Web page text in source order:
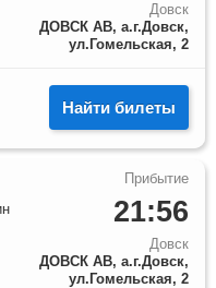
Довск
ДОВСК АВ, а.г.Довск,
ул.Гомельская, 2
Найти билеты
21:56
Довск
ДОВСК АВ, а.г.Довск,
ул.Гомельская, 2